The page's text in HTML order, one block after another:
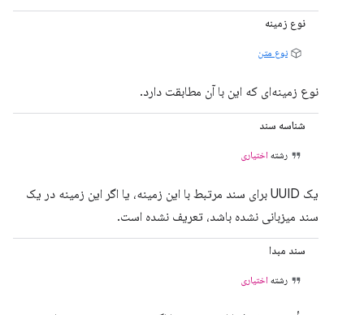
نوع زمینه
نوع متن
نوع زمینه‌ای که این با آن مطابقت دارد.
شناسه سند
رشته اختیاری
یک UUID برای سند مرتبط با این زمینه، یا اگر این زمینه در یک
سند میزبانی نشده باشد، تعریف نشده است.
سند مبدا
رشته اختیاری